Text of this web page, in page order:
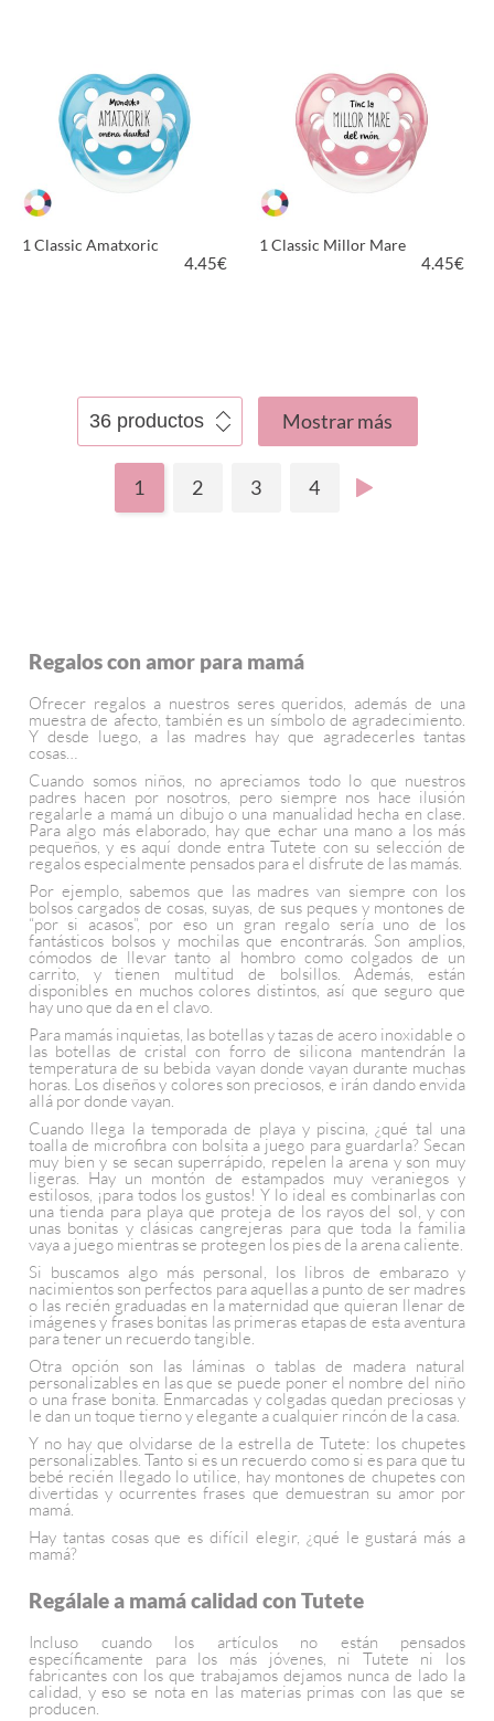
1 Classic Amatxoric
4.45€
1 Classic Millor Mare
4.45€
Mostrar más
1 2 3 4
Regalos con amor para mamá
Ofrecer regalos a nuestros seres queridos, además de una
muestra de afecto, también es un símbolo de agradecimiento.
Y desde luego, a las madres hay que agradecerles tantas
cosas…
Cuando somos niños, no apreciamos todo lo que nuestros
padres hacen por nosotros, pero siempre nos hace ilusión
regalarle a mamá un dibujo o una manualidad hecha en clase.
Para algo más elaborado, hay que echar una mano a los más
pequeños, y es aquí donde entra Tutete con su selección de
regalos especialmente pensados para el disfrute de las mamás.
Por ejemplo, sabemos que las madres van siempre con los
bolsos cargados de cosas, suyas, de sus peques y montones de
“por si acasos”, por eso un gran regalo sería uno de los
fantásticos bolsos y mochilas que encontrarás. Son amplios,
cómodos de llevar tanto al hombro como colgados de un
carrito, y tienen multitud de bolsillos. Además, están
disponibles en muchos colores distintos, así que seguro que
hay uno que da en el clavo.
Para mamás inquietas, las botellas y tazas de acero inoxidable o
las botellas de cristal con forro de silicona mantendrán la
temperatura de su bebida vayan donde vayan durante muchas
horas. Los diseños y colores son preciosos, e irán dando envida
allá por donde vayan.
Cuando llega la temporada de playa y piscina, ¿qué tal una
toalla de microfibra con bolsita a juego para guardarla? Secan
muy bien y se secan superrápido, repelen la arena y son muy
ligeras. Hay un montón de estampados muy veraniegos y
estilosos, ¡para todos los gustos! Y lo ideal es combinarlas con
una tienda para playa que proteja de los rayos del sol, y con
unas bonitas y clásicas cangrejeras para que toda la familia
vaya a juego mientras se protegen los pies de la arena caliente.
Si buscamos algo más personal, los libros de embarazo y
nacimientos son perfectos para aquellas a punto de ser madres
o las recién graduadas en la maternidad que quieran llenar de
imágenes y frases bonitas las primeras etapas de esta aventura
para tener un recuerdo tangible.
Otra opción son las láminas o tablas de madera natural
personalizables en las que se puede poner el nombre del niño
o una frase bonita. Enmarcadas y colgadas quedan preciosas y
le dan un toque tierno y elegante a cualquier rincón de la casa.
Y no hay que olvidarse de la estrella de Tutete: los chupetes
personalizables. Tanto si es un recuerdo como si es para que tu
bebé recién llegado lo utilice, hay montones de chupetes con
divertidas y ocurrentes frases que demuestran su amor por
mamá.
Hay tantas cosas que es difícil elegir, ¿qué le gustará más a
mamá?
Regálale a mamá calidad con Tutete
Incluso cuando los artículos no están pensados
específicamente para los más jóvenes, ni Tutete ni los
fabricantes con los que trabajamos dejamos nunca de lado la
calidad, y eso se nota en las materias primas con las que se
producen.